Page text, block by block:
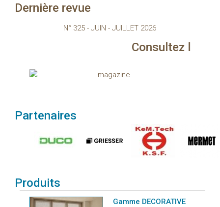
Dernière revue
N° 325 - JUIN - JUILLET 2026
Consultez le magazine
Partenaires
Produits
Gamme DECORATIVE